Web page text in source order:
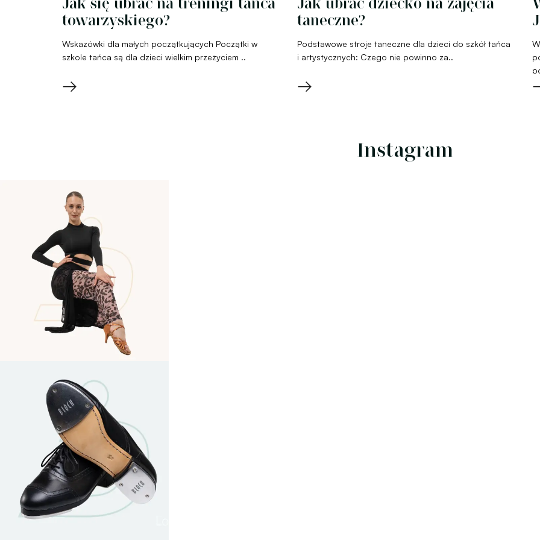
towarzyskiego?
Wskazówki dla małych początkujących Początki w
szkole tańca są dla dzieci wielkim przeżyciem ..
→
taneczne?
Podstawowe stroje taneczne dla dzieci do szkół tańca
i artystycznych: Czego nie powinno za..
→
Instagram